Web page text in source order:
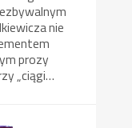
nie
prozy
„ciągi…